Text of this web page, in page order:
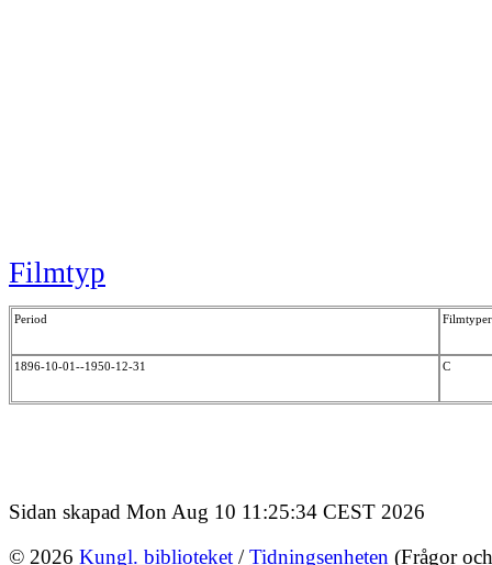
Filmtyp
Period Filmtyper
1896-10-01--1950-12-31 C
Sidan skapad Mon Aug 10 11:25:34 CEST 2026
© 2026 Kungl. biblioteket /Tidningsenheten (Frågor